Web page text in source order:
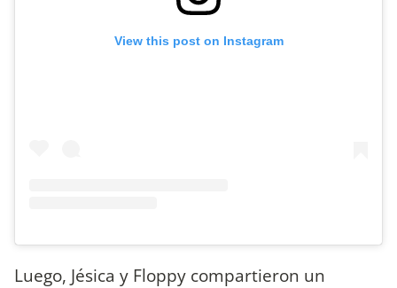
View this post on Instagram
Luego, Jésica y Floppy compartieron un